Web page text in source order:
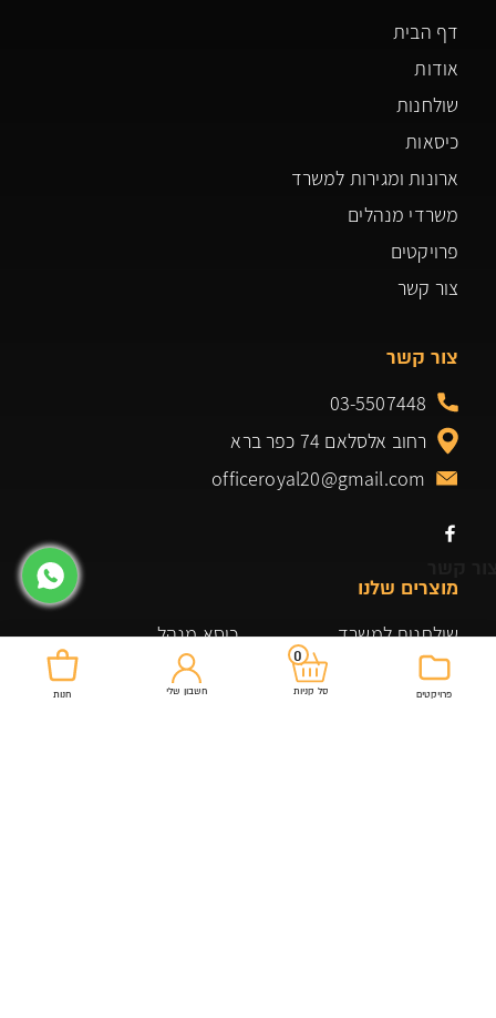
דף הבית
אודות
שולחנות
כיסאות
ארונות ומגירות למשרד
משרדי מנהלים
פרויקטים
צור קשר
מוצרים שלנו
שולחנות למשרד
ארונות ומגירות למשרד
גיימינג
כיסא מנהל
כיסא מזכירה
צור קשר
03-5507448
רחוב אלסלאם 74 כפר ברא
officeroyal20@gmail.com
פרויקטים
0
סל קניות חשבון שלי חנות